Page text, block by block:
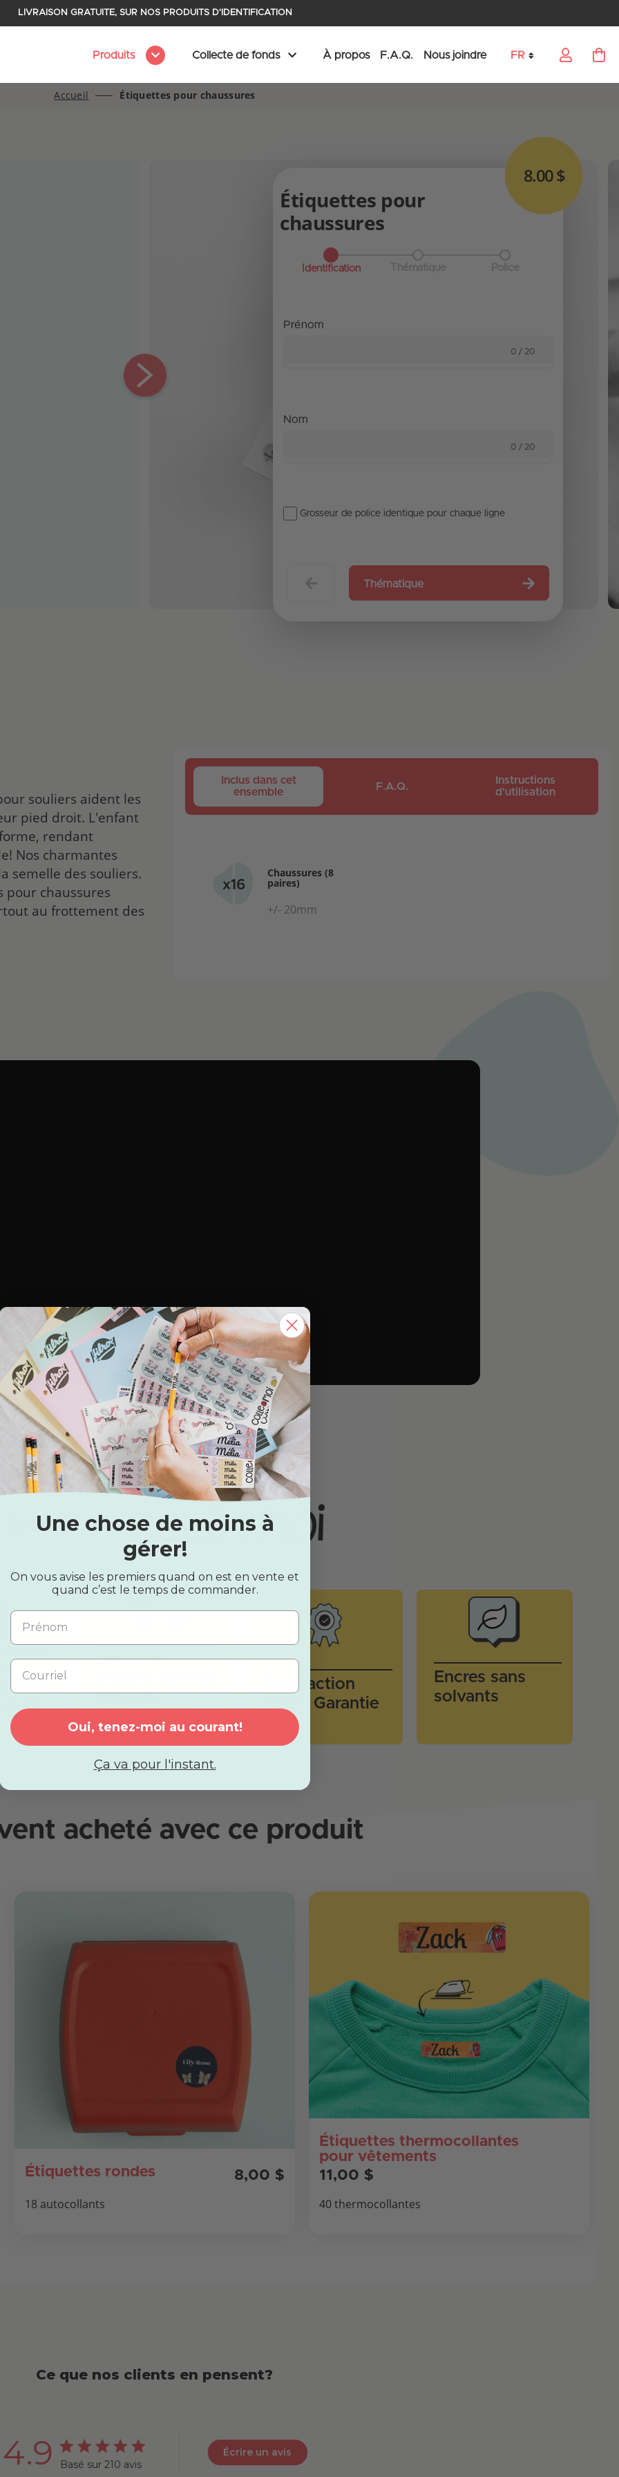
LIVRAISON GRATUITE, SUR NOS PRODUITS D'IDENTIFICATION
Produits Collecte de fonds À propos F.A.Q. Nous joindre
Language
FR My
Accueil Étiquettes pour chaussures
Étiquettes pour
chaussures
8.00 $
Identification Thématique Police
Prénom
0 / 20
Nom
0 / 20
Grosseur de police identique pour chaque ligne
Thématique
souliers aident les
pied droit. L'enfant
rendant
Nos charmantes
semelle des souliers.
chaussures
au frottement des
Inclus dans cet
ensemble
F.A.Q.
Instructions
d'utilisation
Chaussures (8
paires)
+/- 20mm
promesse
et
Livraison
produits
Satisfaction
100% Garantie
Encres sans
solvants
acheté avec ce produit
Étiquettes rondes
8,00 $
18 autocollants
Étiquettes thermocollantes
pour vêtements
11,00 $
40 thermocollantes
Ce que nos clients en pensent?
4.9 4.9 out of 5 stars 210 total reviews
Basé sur 210 avis
Écrire un avis
Une chose de moins à
gérer!
On vous avise les premiers quand on est en vente et
quand c’est le temps de commander.
Oui, tenez-moi au courant!
Ça va pour l'instant.